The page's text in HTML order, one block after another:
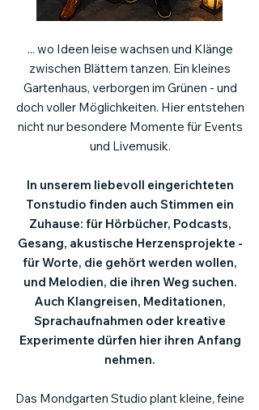
... wo Ideen leise wachsen und Klänge
zwischen Blättern tanzen. Ein kleines
Gartenhaus, verborgen im Grünen - und
doch voller Möglichkeiten. Hier entstehen
nicht nur besondere Momente für Events
und Livemusik.
In unserem liebevoll eingerichteten
Tonstudio finden auch Stimmen ein
Zuhause: für Hörbücher, Podcasts,
Gesang, akustische Herzensprojekte -
für Worte, die gehört werden wollen,
und Melodien, die ihren Weg suchen.
Auch Klangreisen, Meditationen,
Sprachaufnahmen oder kreative
Experimente dürfen hier ihren Anfang
nehmen.
Das Mondgarten Studio plant kleine, feine